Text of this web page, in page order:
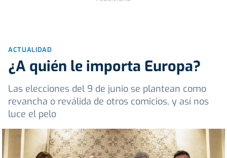
ACTUALIDAD
¿A quién le importa Europa?
Las elecciones del 9 de junio se plantean como
revancha o reválida de otros comicios, y así nos
luce el pelo